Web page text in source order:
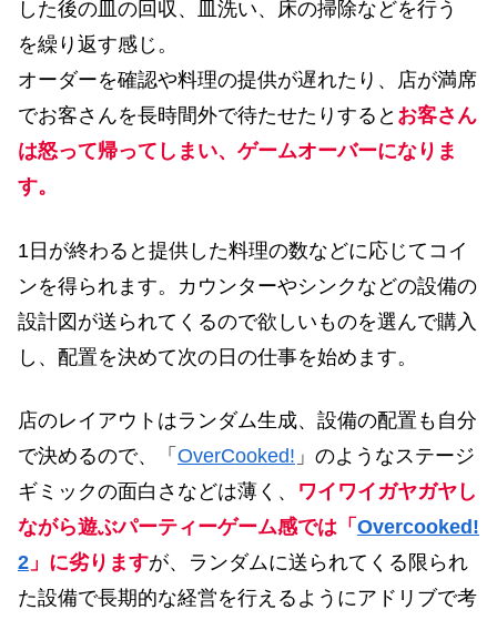
した後の皿の回収、皿洗い、床の掃除などを行う
を繰り返す感じ。
オーダーを確認や料理の提供が遅れたり、店が満席
でお客さんを長時間外で待たせたりすると お客さん
は怒って帰ってしまい、ゲームオーバーになりま
す。
1日が終わると提供した料理の数などに応じてコイ
ンを得られます。カウンターやシンクなどの設備の
設計図が送られてくるので欲しいものを選んで購入
し、配置を決めて次の日の仕事を始めます。
店のレイアウトはランダム生成、設備の配置も自分
で決めるので、「 OverCooked! 」のようなステージ
ギミックの面白さなどは薄く、 ワイワイガヤガヤし
ながら遊ぶパーティーゲーム感では「 Overcooked!
2 」に劣りますが、ランダムに送られてくる限られ
た設備で長期的な経営を行えるようにアドリブで考